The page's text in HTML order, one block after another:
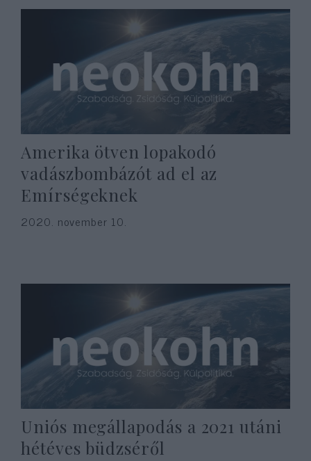
Amerika ötven lopakodó
vadászbombázót ad el az
Emírségeknek
2020. november 10.
Uniós megállapodás a 2021 utáni
hétéves büdzséről